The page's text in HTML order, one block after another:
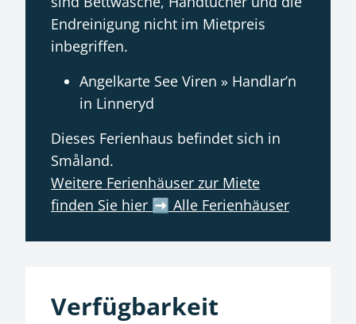
Endreinigung nicht im Mietpreis
inbegriffen.
Angelkarte See Viren » Handlar’n
in Linneryd
Dieses Ferienhaus befindet sich in
Småland.
Weitere Ferienhäuser zur Miete
finden Sie hier ➡️ Alle Ferienhäuser
Verfügbarkeit